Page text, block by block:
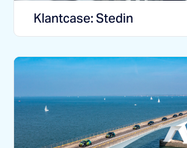
Klantcase: Stedin